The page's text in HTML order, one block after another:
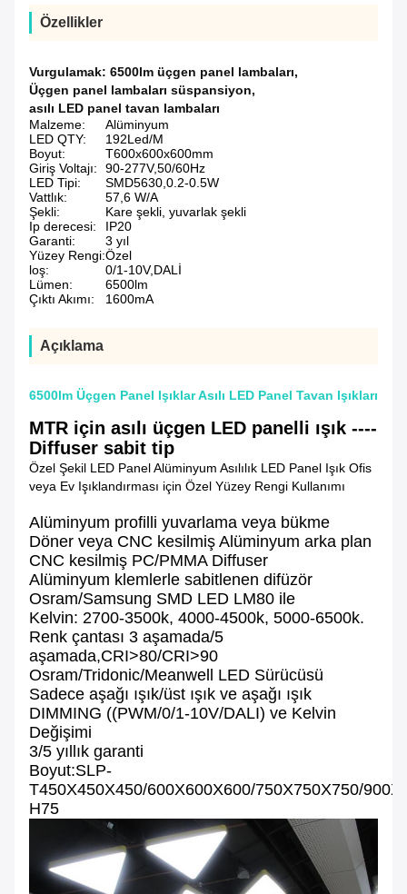
Özellikler
Vurgulamak: 6500lm üçgen panel lambaları,
Üçgen panel lambaları süspansiyon,
asılı LED panel tavan lambaları
Malzeme:
Alüminyum
LED QTY:
192Led/M
Boyut:
T600x600x600mm
Giriş Voltajı:
90-277V,50/60Hz
LED Tipi:
SMD5630,0.2-0.5W
Vattlık:
57,6 W/A
Şekli:
Kare şekli, yuvarlak şekli
Ip derecesi:
IP20
Garanti:
3 yıl
Yüzey Rengi:Özel
loş:
0/1-10V,DALİ
Lümen:
6500lm
Çıktı Akımı:
1600mA
Açıklama
6500lm Üçgen Panel Işıklar Asılı LED Panel Tavan Işıkları
MTR için asılı üçgen LED panelli ışık ----
Diffuser sabit tip
Özel Şekil LED Panel Alüminyum Asılılık LED Panel Işık Ofis
veya Ev Işıklandırması için Özel Yüzey Rengi Kullanımı
Alüminyum profilli yuvarlama veya bükme
Döner veya CNC kesilmiş Alüminyum arka plan
CNC kesilmiş PC/PMMA Diffuser
Alüminyum klemlerle sabitlenen difüzör
Osram/Samsung SMD LED LM80 ile
Kelvin: 2700-3500k, 4000-4500k, 5000-6500k.
Renk çantası 3 aşamada/5
aşamada,CRI>80/CRI>90
Osram/Tridonic/Meanwell LED Sürücüsü
Sadece aşağı ışık/üst ışık ve aşağı ışık
DIMMING ((PWM/0/1-10V/DALI) ve Kelvin
Değişimi
3/5 yıllık garanti
Boyut:SLP-
T450X450X450/600X600X600/750X750X750/
H75